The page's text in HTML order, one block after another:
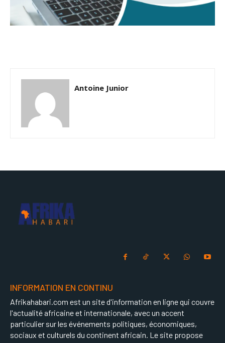
Antoine Junior
INFORMATION EN CONTINU
Afrikahabari.com est un site d'information en ligne qui couvre
l'actualité africaine et internationale, avec un accent
particulier sur les événements politiques, économiques,
sociaux et culturels du continent africain. Le site propose